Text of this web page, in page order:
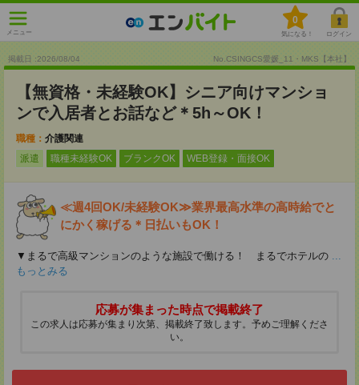
メニュー
0
気になる！ ログイン
掲載日 :2026/08/04 No.CSINGCS愛媛_11・MKS【本社】
【無資格・未経験OK】シニア向けマンショ
ンで入居者とお話など＊5h～OK！
職種： 介護関連
派遣
職種未経験OK ブランクOK WEB登録・面接OK
≪週4回OK/未経験OK≫業界最高水準の高時給でと
にかく稼げる＊日払いもOK！
▼まるで高級マンションのような施設で働ける！ まるでホテルの ...
もっとみる
応募が集まった時点で掲載終了
この求人は応募が集まり次第、掲載終了致します。予めご理解くださ
い。